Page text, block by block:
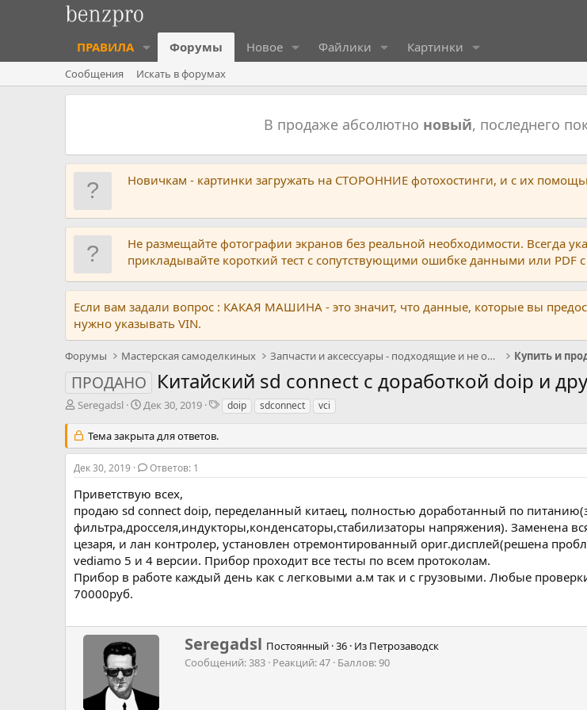
ПРАВИЛА Форумы Новое Файлики Картинки
Сообщения Искать в форумах
В продаже абсолютно новый, последнего
Новичкам - картинки загружать на СТОРОННИЕ фотохостинги, и с их
Не размещайте фотографии экранов без реальной необходимости. Всегда
прикладывайте короткий тест с сопутствующими ошибке данными или
Если вам задали вопрос : КАКАЯ МАШИНА - это значит, что данные, которые вы
нужно указывать VIN.
Форумы Мастерская самоделкиных Запчасти и аксессуары - подходящие и не очень Купить и
ПРОДАНО Китайский sd connect с доработкой doip и
А
т
о
р
т
е
м
ы
Seregadsl
Д
т
а
н
а
ч
л
а
Дек 30, 2019
Т
и
doip sdconnect vci
Тема закрыта для ответов.
Дек 30, 2019 Ответов: 1
Приветствую всех,
продаю sd connect doip, переделанный китаец, полностью доработанный по
фильтра,дросселя,индукторы,конденсаторы,стабилизаторы напряжения). Заменена
цезаря, и лан контролер, установлен отремонтированный ориг.дисплей(решена
vediamo 5 и 4 версии. Прибор проходит все тесты по всем протоколам.
Прибор в работе каждый день как с легковыми а.м так и с грузовыми. Любые
70000руб.
Н
а
п
Seregadsl Постоянный ·36 · Из Петрозаводск
Сообщений 383 Реакций 47 Баллов 90